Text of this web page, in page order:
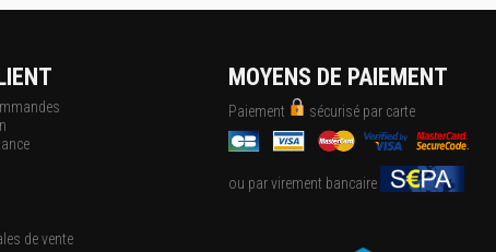
de vente
MOYENS DE PAIEMENT
Paiement sécurisé par carte
ou par virement bancaire